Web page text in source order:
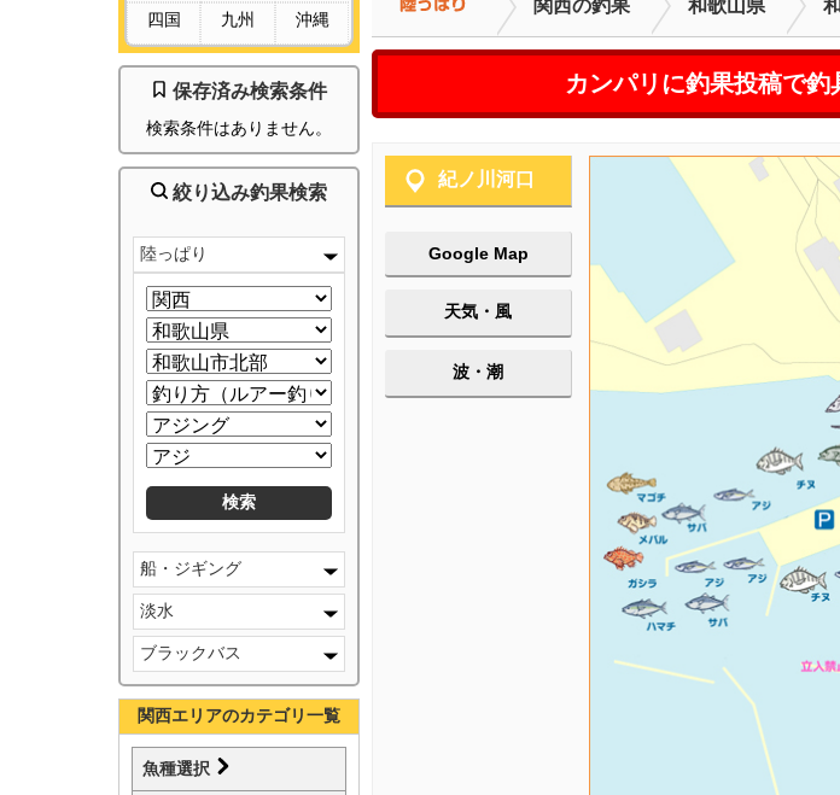
四国 九州 沖縄
保存済み検索条件
検索条件はありません。
絞り込み釣果検索
陸っぱり
船・ジギング
淡水
ブラックバス
関西エリアのカテゴリ一覧
魚種選択
関西の釣果 和歌山県
カンパリに釣果投稿で
紀ノ川河口
Google Map
天気・風
波・潮